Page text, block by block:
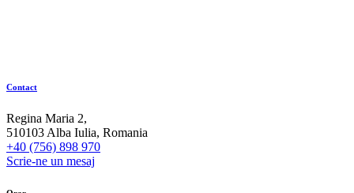
Contact
Regina Maria 2,
510103 Alba Iulia, Romania
+40 (756) 898 970
Scrie-ne un mesaj